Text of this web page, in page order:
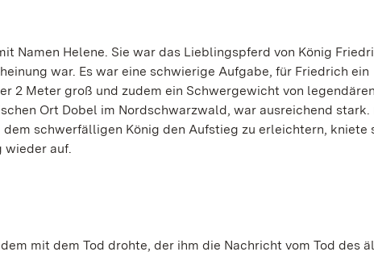
Namen Helene. Sie war das Lieblingspferd von König
war. Es war eine schwierige Aufgabe, für Friedrich ein
2 Meter groß und zudem ein Schwergewicht von
Ort Dobel im Nordschwarzwald, war ausreichend stark.
schwerfälligen König den Aufstieg zu erleichtern, kniete
wieder auf.
mit dem Tod drohte, der ihm die Nachricht vom Tod des